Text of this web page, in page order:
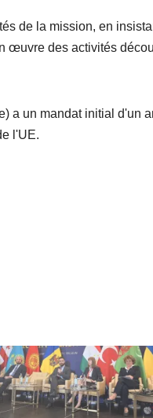
de la mission, en
œuvre des activités
a un mandat initial d'un
l'UE.